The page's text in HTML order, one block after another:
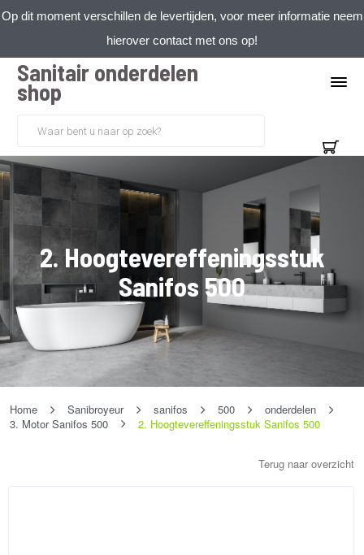
Op dit moment verschillen de levertijden, voor meer informatie neem
hierover contact met ons op!
Sanitair onderdelen
shop
2. Hoogtevereffeningsstuk
Sanifos 500
Home Sanibroyeur sanifos 500
onderdelen
3. Motor Sanifos 500
2. Hoogtevereffeningsstuk Sanifos 500
Terug naar overzicht